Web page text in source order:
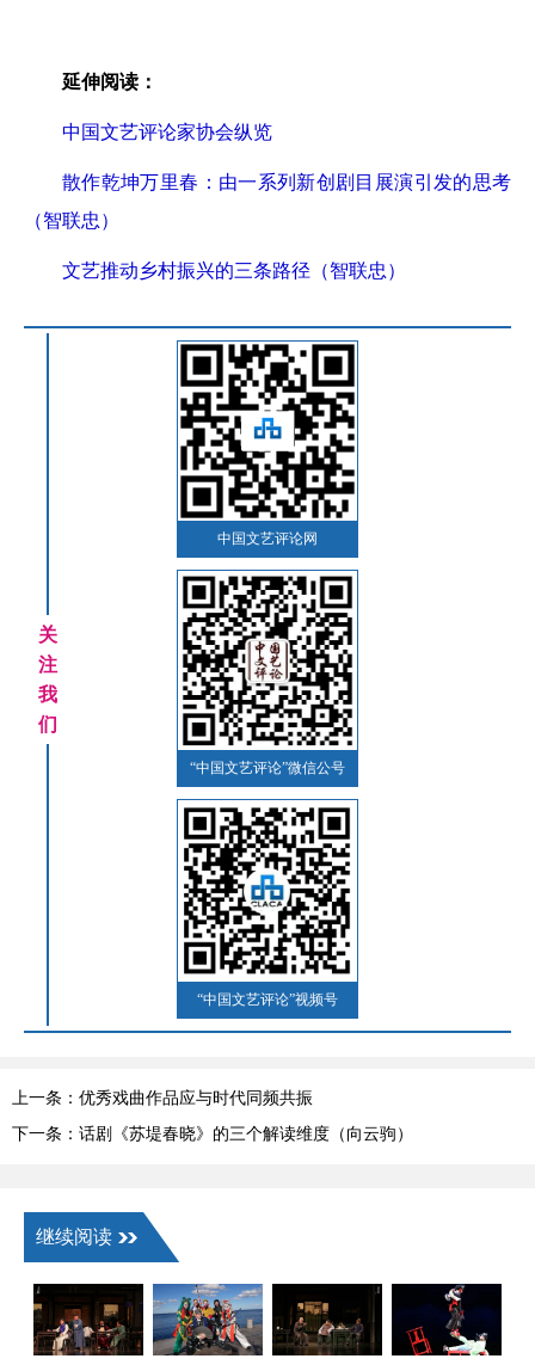
延伸阅读：
中国文艺评论家协会纵览
散作乾坤万里春：由一系列新创剧目展演引发的思考
（智联忠）
文艺推动乡村振兴的三条路径（智联忠）
关
注
我
们
中国文艺评论网
“中国文艺评论”微信公号
“中国文艺评论”视频号
上一条：优秀戏曲作品应与时代同频共振
下一条：话剧《苏堤春晓》的三个解读维度（向云驹）
继续阅读